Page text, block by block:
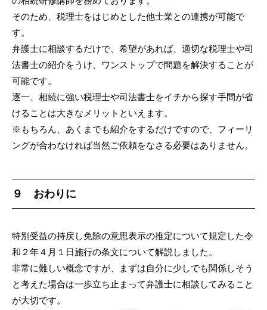
そのため、税理士をはじめとした他士業との連携が可能で
す。
弁護士に相談するだけで、希望があれば、適切な税理士や司
法書士の紹介をうけ、ワンストップで問題を解決することが
可能です。
逐一、相続に強い税理士や司法書士をイチから探す手間が省
けることは大きなメリットといえます。
※もちろん、あくまでも紹介をするだけですので、フィーリ
ングが合わなければ当然ご依頼をなさる必要はありません。
９ おわりに
特別受益の持戻し免除の意思表示の推定について規定した令
和２年４月１日施行の条文について解説しました。
非常に難しい概念ですが、まずは自分に少しでも関係しそう
と考えた場合は一歩立ち止まって弁護士に相談してみること
が大切です。